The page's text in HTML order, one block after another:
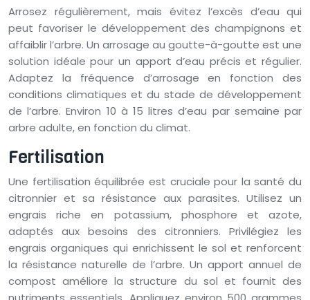
Arrosez régulièrement, mais évitez l’excès d’eau qui
peut favoriser le développement des champignons et
affaiblir l’arbre. Un arrosage au goutte-à-goutte est une
solution idéale pour un apport d’eau précis et régulier.
Adaptez la fréquence d’arrosage en fonction des
conditions climatiques et du stade de développement
de l’arbre. Environ 10 à 15 litres d’eau par semaine par
arbre adulte, en fonction du climat.
Fertilisation
Une fertilisation équilibrée est cruciale pour la santé du
citronnier et sa résistance aux parasites. Utilisez un
engrais riche en potassium, phosphore et azote,
adaptés aux besoins des citronniers. Privilégiez les
engrais organiques qui enrichissent le sol et renforcent
la résistance naturelle de l’arbre. Un apport annuel de
compost améliore la structure du sol et fournit des